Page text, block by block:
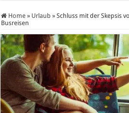
Home » Urlaub » Schluss mit der Skepsis
Busreisen